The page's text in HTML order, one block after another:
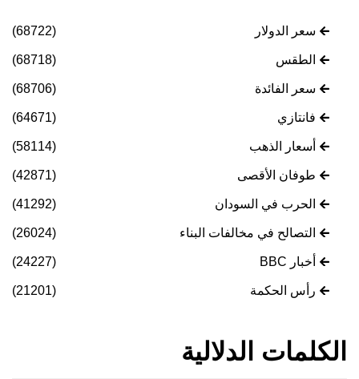
سعر الدولار (68722)
الطقس (68718)
سعر الفائدة (68706)
فانتازي (64671)
أسعار الذهب (58114)
طوفان الأقصى (42871)
الحرب في السودان (41292)
التصالح في مخالفات البناء (26024)
أخبار BBC (24227)
رأس الحكمة (21201)
الكلمات الدلالية